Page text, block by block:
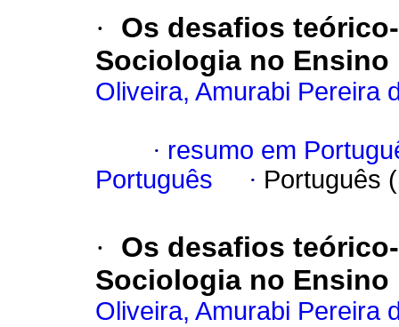
·
Os desafios
Sociologia no Ensino
Oliveira, Amurabi Pereira
· resumo em
Português
· Português
·
Os desafios
Sociologia no Ensino
Oliveira, Amurabi Pereira